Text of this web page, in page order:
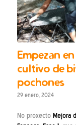
Empezan
cultivo de
pochones
29 enero, 2024
No proxecto Mejora